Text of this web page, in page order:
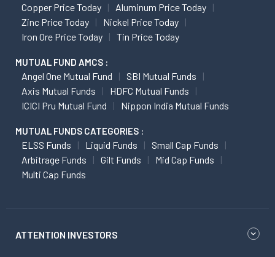
Copper Price Today
Aluminum Price Today
Zinc Price Today
Nickel Price Today
Iron Ore Price Today
Tin Price Today
MUTUAL FUND AMCS :
Angel One Mutual Fund
SBI Mutual Funds
Axis Mutual Funds
HDFC Mutual Funds
ICICI Pru Mutual Fund
Nippon India Mutual Funds
MUTUAL FUNDS CATEGORIES :
ELSS Funds Liquid Funds
Small Cap Funds
Arbitrage Funds
Gilt Funds
Mid Cap Funds
Multi Cap Funds
ATTENTION INVESTORS